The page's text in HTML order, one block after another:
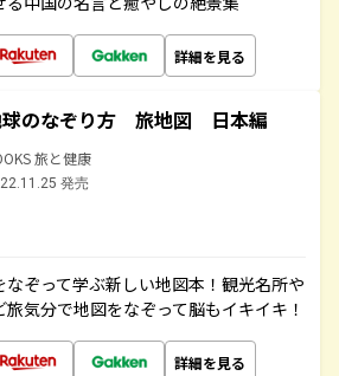
詳細を見る
のなぞり方 旅地図 日本編
旅と健康
発売
なぞって学ぶ新しい地図本！観光名所や
気分で地図をなぞって脳もイキイキ！
詳細を見る